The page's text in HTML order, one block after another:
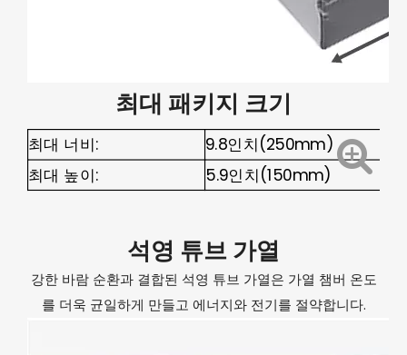
최대 패키지 크기
최대 너비: 9.8인치(250mm)
최대 높이: 5.9인치(150mm)
석영 튜브 가열
강한 바람 순환과 결합된 석영 튜브 가열은 가열 챔버 온도
를 더욱 균일하게 만들고 에너지와 전기를 절약합니다.